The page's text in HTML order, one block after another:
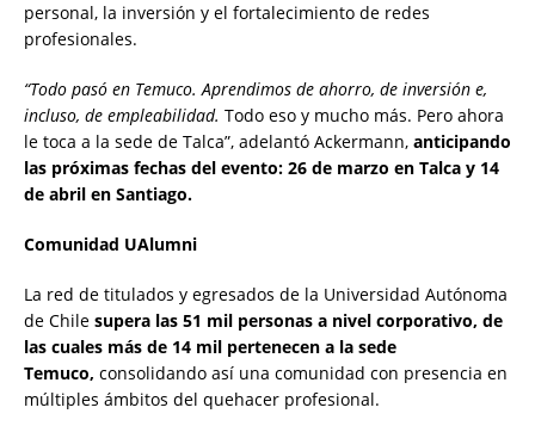
personal, la inversión y el fortalecimiento de redes
profesionales.
“Todo pasó en Temuco. Aprendimos de ahorro, de inversión e,
incluso, de empleabilidad. Todo eso y mucho más. Pero ahora
le toca a la sede de Talca”, adelantó Ackermann, anticipando
las próximas fechas del evento: 26 de marzo en Talca y 14
de abril en Santiago.
Comunidad UAlumni
La red de titulados y egresados de la Universidad Autónoma
de Chile supera las 51 mil personas a nivel corporativo, de
las cuales más de 14 mil pertenecen a la sede
Temuco, consolidando así una comunidad con presencia en
múltiples ámbitos del quehacer profesional.